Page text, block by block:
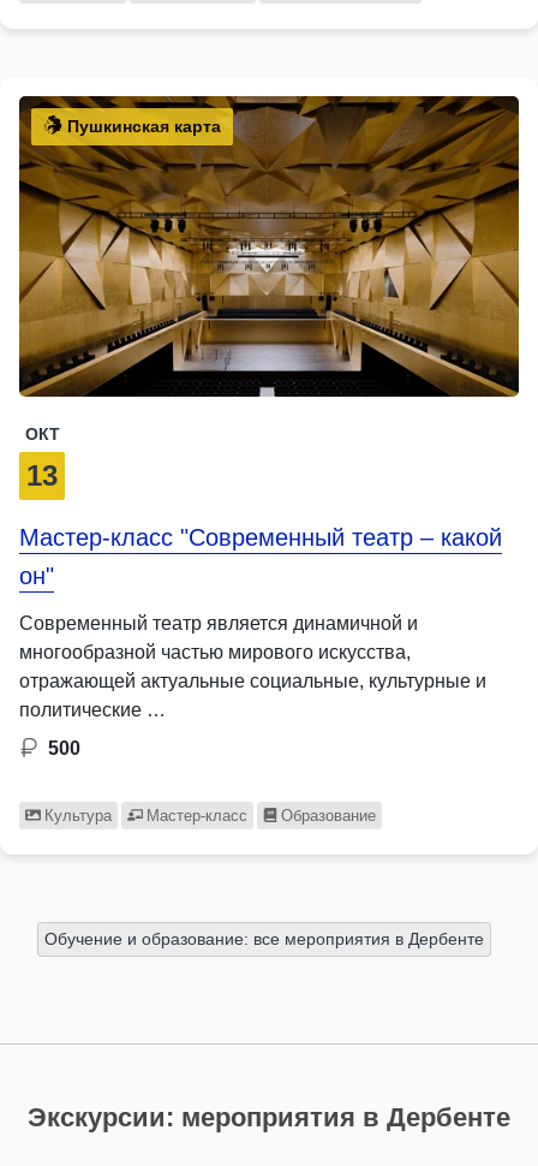
Пушкинская карта
ОКТ
13
Мастер-класс "Современный театр – какой
он"
Современный театр является динамичной и
многообразной частью мирового искусства,
отражающей актуальные социальные, культурные и
политические …
500
Культура Мастер-класс Образование
Обучение и образование: все мероприятия в Дербенте
Экскурсии: мероприятия в Дербенте